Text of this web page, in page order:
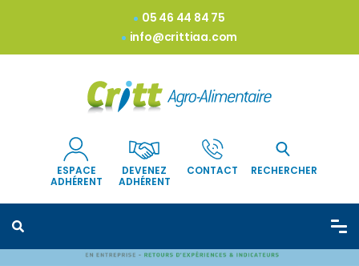
05 46 44 84 75
info@crittiaa.com
ESPACE
ADHÉRENT
DEVENEZ
ADHÉRENT
CONTACT RECHERCHER